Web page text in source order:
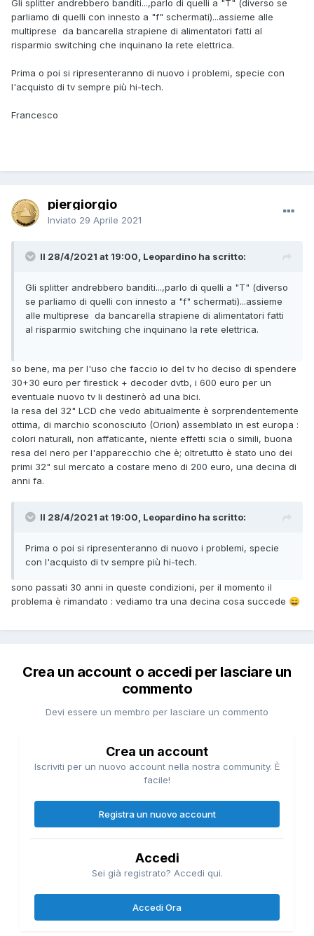
Gli splitter andrebbero banditi...,parlo di quelli a "T" (diverso se
parliamo di quelli con innesto a "f" schermati)...assieme alle
multiprese da bancarella strapiene di alimentatori fatti al
risparmio switching che inquinano la rete elettrica.
Prima o poi si ripresenteranno di nuovo i problemi, specie con
l'acquisto di tv sempre più hi-tech.
Francesco
piergiorgio
Inviato 29 Aprile 2021
Il 28/4/2021 at 19:00, Leopardino ha scritto:
Gli splitter andrebbero banditi...,parlo di quelli a "T" (diverso
se parliamo di quelli con innesto a "f" schermati)...assieme
alle multiprese da bancarella strapiene di alimentatori fatti
al risparmio switching che inquinano la rete elettrica.
so bene, ma per l'uso che faccio io del tv ho deciso di spendere
30+30 euro per firestick + decoder dvtb, i 600 euro per un
eventuale nuovo tv li destinerò ad una bici.
la resa del 32" LCD che vedo abitualmente è sorprendentemente
ottima, di marchio sconosciuto (Orion) assemblato in est europa :
colori naturali, non affaticante, niente effetti scia o simili, buona
resa del nero per l'apparecchio che è; oltretutto è stato uno dei
primi 32" sul mercato a costare meno di 200 euro, una decina di
anni fa.
Il 28/4/2021 at 19:00, Leopardino ha scritto:
Prima o poi si ripresenteranno di nuovo i problemi, specie
con l'acquisto di tv sempre più hi-tech.
sono passati 30 anni in queste condizioni, per il momento il
problema è rimandato : vediamo tra una decina cosa succede 😄
Crea un account o accedi per lasciare un
commento
Devi essere un membro per lasciare un commento
Crea un account
Iscriviti per un nuovo account nella nostra community. È
facile!
Registra un nuovo account
Accedi
Sei già registrato? Accedi qui.
Accedi Ora